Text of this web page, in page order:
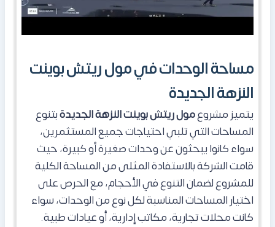
مساحة الوحدات في مول ريتش بوينت
النزهة الجديدة
يتميز مشروعمول ريتش بوينت النزهة الجديدةبتنوع
المساحات التي تلبي احتياجات جميع المستثمرين،
سواء كانوا يبحثون عن وحدات صغيرة أو كبيرة، حيث
قامت الشركة بالاستفادة المثلى من المساحة الكلية
للمشروع لضمان التنوع في الأحجام، مع الحرص على
اختيار المساحات المناسبة لكل نوع من الوحدات، سواء
كانت محلات تجارية، مكاتب إدارية، أو عيادات طبية.